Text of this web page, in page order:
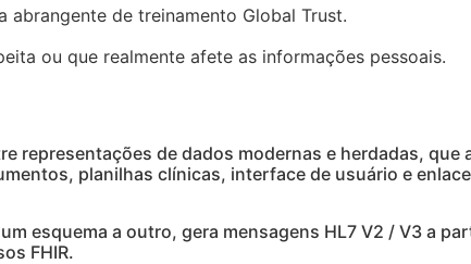
de treinamento Global Trust.
ou que realmente afete as informações pessoais.
representações de dados modernas e herdadas, que
planilhas clínicas, interface de usuário e
esquema a outro, gera mensagens HL7 V2 / V3 a
FHIR.